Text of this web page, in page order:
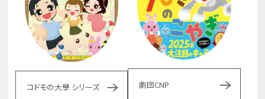
コドモの大學 シリーズ 劇団CNP